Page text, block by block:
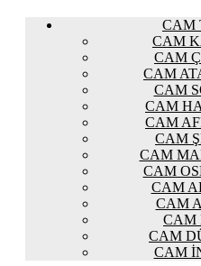
CAM
CAM
CAM
CAM
CAM
CAM
CAM
CAM
CAM
CAM
CAM
CAM
CAM
CAM
CAM